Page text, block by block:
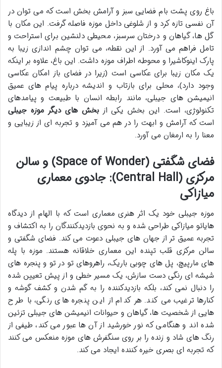
باغ روی پشت بام فضایی سبز و آرامش بخش است که می توان در
آن نفسی تازه کرد و از شلوغی داخل موزه فاصله گرفت. این مکان با
گل ها، گیاهان و درختان سرسبز، محیطی دلنشین برای استراحت و
تامل فراهم می آورد. از این نقطه، می توان چشم اندازی زیبا به
پارک اینوکاشیرا و محوطه اطراف موزه داشت. این باغ، علاوه بر اینکه
یک مکان زیبا برای عکاسی است (زیرا در فضای باز امکان عکاسی
وجود دارد)، محلی برای بازتاب و اندیشه درباره پیام های عمیق
انیمیشن های جیبلی، مانند رابطه انسان با طبیعت و پیامدهای
تکنولوژی، است. این بخش یکی ازبخش های دیگر موزه جیبلی
است که آرامش و ابهت را در هم می آمیزد و تجربه ای از زیبایی و
معنا را به ارمغان می آورد.
فضای شگفتی (Space of Wonder) و سالن
مرکزی (Central Hall): جادوی معماری
میازاکی
موزه جیبلی خود یک اثر هنری معماری است که با الهام از دیدگاه
هایائو میازاکی طراحی شده و به نحوی بازدیدکنندگان را به اکتشاف و
تجربه عمیق تر از جهان های جیبلی دعوت می کند. فضای شگفتی و
سالن مرکزی قلب تپنده این معماری خلاقانه هستند. موزه با پله
های مارپیچ، پل های چوبی باریک، راهروهای تو در تو و پنجره های
شیشه ای رنگی دست سازش، یک مسیر خطی و از پیش تعیین شده
را دنبال نمی کند، بلکه بازدیدکننده را به گم شدن و کشف گوشه و
کنارها ترغیب می کند. هر کدام از این پنجره های رنگی، با طرح
هایی از شخصیت ها، گیاهان و حیوانات انیمیشن های جیبلی تزئین
شده اند و هنگامی که نور خورشید از آن ها عبور می کند، طیفی از
رنگ های شاد و زنده را بر روی سنگفرش های موزه منعکس می کنند
که تجربه ای بصری خیره کننده ایجاد می کند.